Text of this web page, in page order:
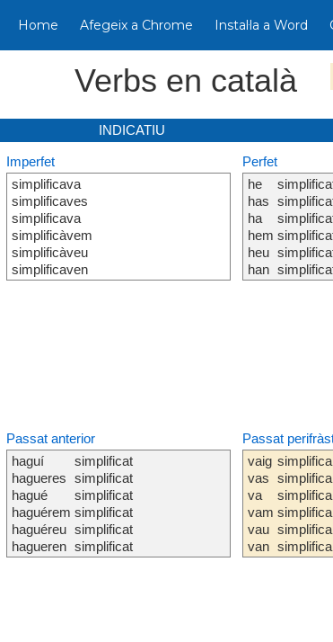
Home Afegeix a Chrome Instal·la a Word
Verbs en català
INDICATIU
Imperfet
simplificava
simplificaves
simplificava
simplificàvem
simplificàveu
simplificaven
Perfet
he
has
ha
hem
heu
han
Passat anterior
haguí
hagueres
hagué
haguérem
haguéreu
hagueren
simplificat
simplificat
simplificat
simplificat
simplificat
simplificat
Passat
vaig
vas
va
vam
vau
van